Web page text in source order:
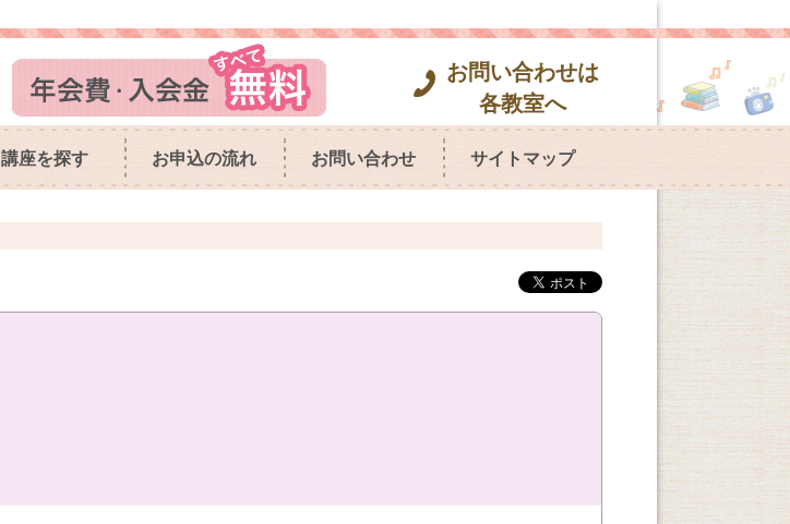
お問い合わせは
各教室へ
講座を探す お申込の流れ お問い合わせ サイトマップ